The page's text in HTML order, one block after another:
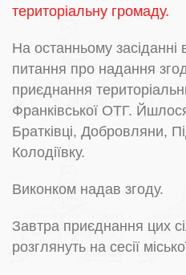
територіальну громаду.
На останньому засіданні
питання про надання
приєднання
Франківської ОТГ.
Братківці, Добровляни,
Колодіївку.
Виконком надав згоду.
Завтра приєднання цих
розглянуть на сесії